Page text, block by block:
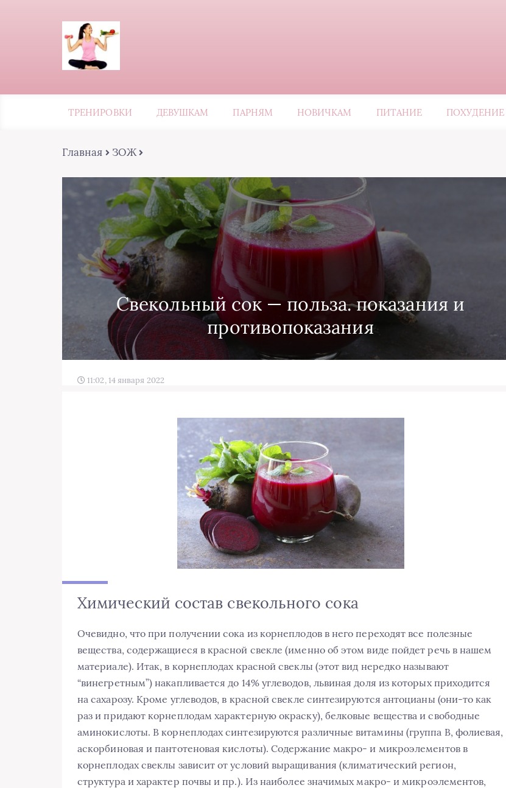
ТРЕНИРОВКИ ДЕВУШКАМ ПАРНЯМ НОВИЧКАМ ПИТАНИЕ ПОХУДЕНИЕ
Главная ЗОЖ
Свекольный сок — польза. показания и
противопоказания
11:02, 14 января 2022
Химический состав свекольного сока
Очевидно, что при получении сока из корнеплодов в него переходят все полезные
вещества, содержащиеся в красной свекле (именно об этом виде пойдет речь в нашем
материале). Итак, в корнеплодах красной свеклы (этот вид нередко называют
“винегретным”) накапливается до 14% углеводов, львиная доля из которых приходится
на сахарозу. Кроме углеводов, в красной свекле синтезируются антоцианы (они-то как
раз и придают корнеплодам характерную окраску), белковые вещества и свободные
аминокислоты. В корнеплодах синтезируются различные витамины (группа B, фолиевая,
аскорбиновая и пантотеновая кислоты). Содержание макро- и микроэлементов в
корнеплодах свеклы зависит от условий выращивания (климатический регион,
структура и характер почвы и пр.). Из наиболее значимых макро- и микроэлементов,